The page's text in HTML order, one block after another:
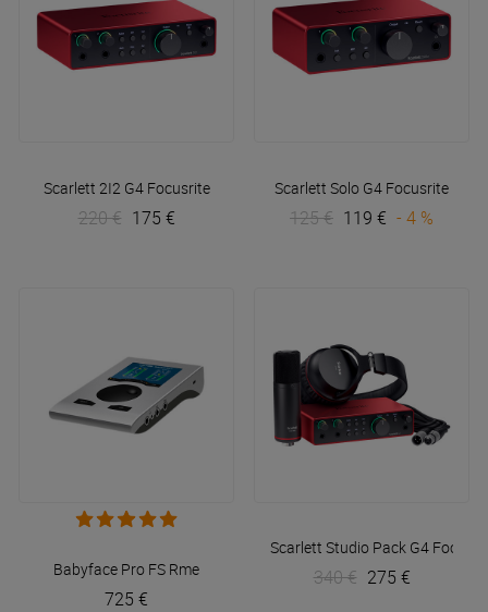
Scarlett 2I2 G4 Focusrite
220 € 175 €
Scarlett Solo G4 Focusrite
125 € 119 € - 4 %
Babyface Pro FS Rme
725 €
Scarlett Studio Pack G4
340 € 275 €